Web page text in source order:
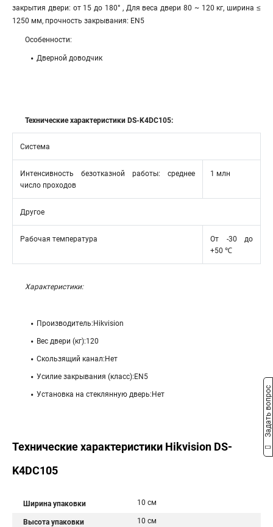
закрытия двери: от 15 до 180° , Для веса двери 80 ~ 120 кг, ширина ≤
1250 мм, прочность закрывания: EN5
Особенности:
Дверной доводчик
Технические характеристики DS-K4DC105:
Система
Интенсивность безотказной работы: среднее
число проходов
1 млн
Другое
Рабочая температура
От -30 до
+50 ℃
Характеристики:
Производитель:Hikvision
Вес двери (кг):120
Скользящий канал:Нет
Усилие закрывания (класс):EN5
Установка на стеклянную дверь:Нет
Технические характеристики Hikvision DS-
K4DC105
Ширина упаковки 10 см
Высота упаковки 10 см
Задать вопрос